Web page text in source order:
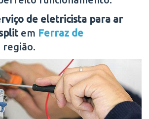
de eletricista para ar
em Ferraz de